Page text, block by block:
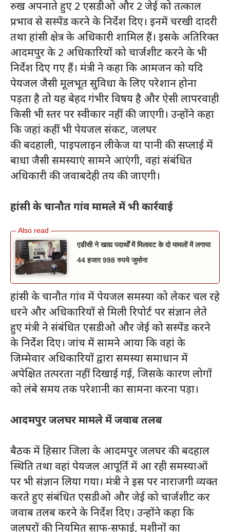
रुख अपनाते हुए 2 एसडीओ और 2 जेई को तत्काल
प्रभाव से सस्पेंड करने के निर्देश दिए। इनमें चरखी दादरी
तथा हांसी क्षेत्र के अधिकारी शामिल हैं। इसके अतिरिक्त
आदमपुर के 2 अधिकारियों को चार्जशीट करने के भी
निर्देश दिए गए हैं। मंत्री ने कहा कि आमजन को यदि
पेयजल जैसी मूलभूत सुविधा के लिए परेशान होना
पड़ता है तो यह बेहद गंभीर विषय है और ऐसी लापरवाही
किसी भी स्तर पर स्वीकार नहीं की जाएगी। उन्होंने कहा
कि जहां कहीं भी पेयजल संकट, जलघर
की बदहाली, पाइपलाइन लीकेज या पानी की सप्लाई में
बाधा जैसी समस्याएं सामने आएंगी, वहां संबंधित
अधिकारी की जवाबदेही तय की जाएगी।
हांसी के चानौत गांव मामले में भी कार्रवाई
एडीसी ने खाद्य पदार्थों में मिलावट के दो मामलों में लगाया
44 हजार 998 रुपये जुर्माना
हांसी के चानौत गांव में पेयजल समस्या को लेकर चल रहे
धरने और अधिकारियों से मिली रिपोर्ट पर संज्ञान लेते
हुए मंत्री ने संबंधित एसडीओ और जेई को सस्पेंड करने
के निर्देश दिए। जांच में सामने आया कि वहां के
जिम्मेवार अधिकारियों द्वारा समस्या समाधान में
अपेक्षित तत्परता नहीं दिखाई गई, जिसके कारण लोगों
को लंबे समय तक परेशानी का सामना करना पड़ा।
आदमपुर जलघर मामले में जवाब तलब
बैठक में हिसार जिला के आदमपुर जलघर की बदहाल
स्थिति तथा वहां पेयजल आपूर्ति में आ रही समस्याओं
पर भी संज्ञान लिया गया। मंत्री ने इस पर नाराजगी व्यक्त
करते हुए संबंधित एसडीओ और जेई को चार्जशीट कर
जवाब तलब करने के निर्देश दिए। उन्होंने कहा कि
जलघरों की नियमित साफ-सफाई, मशीनों का